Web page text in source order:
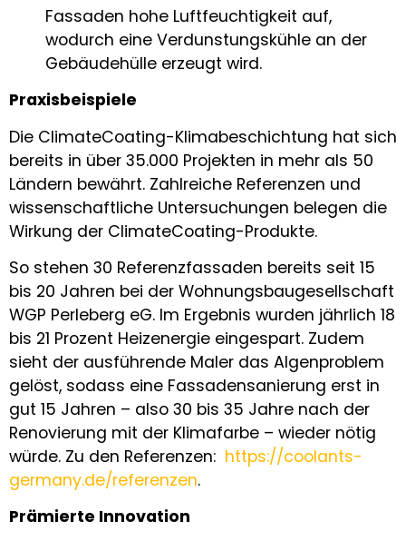
Fassaden hohe Luftfeuchtigkeit auf,
wodurch eine Verdunstungskühle an der
Gebäudehülle erzeugt wird.
Praxisbeispiele
Die ClimateCoating-Klimabeschichtung hat sich
bereits in über 35.000 Projekten in mehr als 50
Ländern bewährt. Zahlreiche Referenzen und
wissenschaftliche Untersuchungen belegen die
Wirkung der ClimateCoating-Produkte.
So stehen 30 Referenzfassaden bereits seit 15
bis 20 Jahren bei der Wohnungsbaugesellschaft
WGP Perleberg eG. Im Ergebnis wurden jährlich 18
bis 21 Prozent Heizenergie eingespart. Zudem
sieht der ausführende Maler das Algenproblem
gelöst, sodass eine Fassadensanierung erst in
gut 15 Jahren – also 30 bis 35 Jahre nach der
Renovierung mit der Klimafarbe – wieder nötig
würde. Zu den Referenzen: https://coolants-
germany.de/referenzen.
Prämierte Innovation